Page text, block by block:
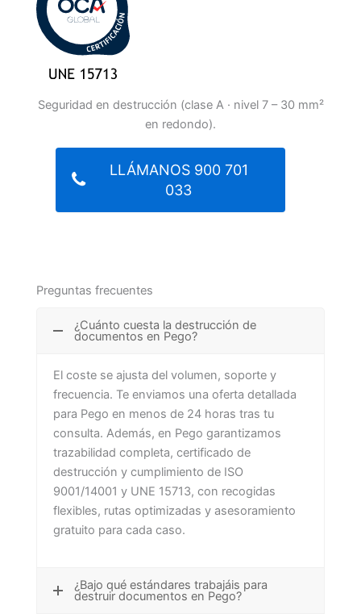
Seguridad en destrucción (clase A · nivel 7 – 30 mm²
en redondo).
LLÁMANOS 900 701
033
Preguntas frecuentes
¿Cuánto cuesta la destrucción de
documentos en Pego?
El coste se ajusta del volumen, soporte y
frecuencia. Te enviamos una oferta detallada
para Pego en menos de 24 horas tras tu
consulta. Además, en Pego garantizamos
trazabilidad completa, certificado de
destrucción y cumplimiento de ISO
9001/14001 y UNE 15713, con recogidas
flexibles, rutas optimizadas y asesoramiento
gratuito para cada caso.
¿Bajo qué estándares trabajáis para
destruir documentos en Pego?